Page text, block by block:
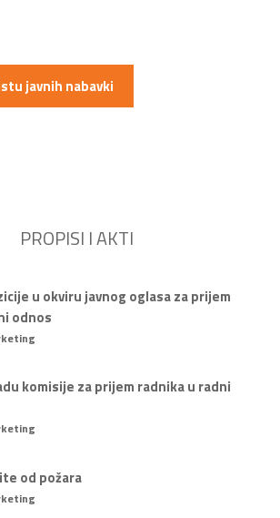
javnih nabavki
PROPISI I AKTI
u okviru javnog oglasa za prijem
odnos
komisije za prijem radnika u radni
od požara